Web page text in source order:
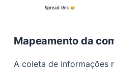
Mapeamento da
A coleta de informações